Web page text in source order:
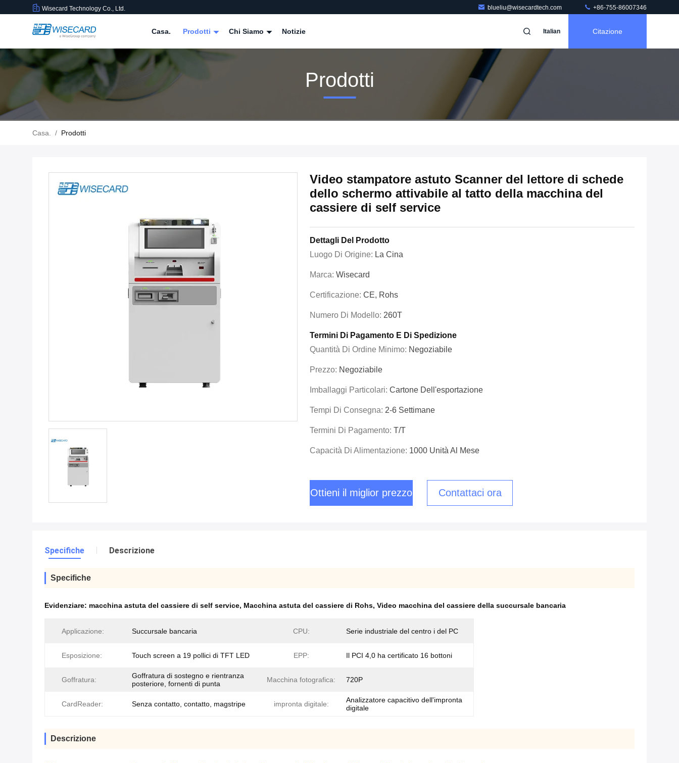
Wisecard Technology Co., Ltd. blueliu@wisecardtech.com +86-755-86007346
Casa. Prodotti Chi Siamo Notizie Italian Citazione
Prodotti
Casa. / Prodotti
Video stampatore astuto Scanner del lettore di schede
dello schermo attivabile al tatto della macchina del
cassiere di self service
Dettagli Del Prodotto
Luogo Di Origine: La Cina
Marca: Wisecard
Certificazione: CE, Rohs
Numero Di Modello: 260T
Termini Di Pagamento E Di Spedizione
Quantità Di Ordine Minimo: Negoziabile
Prezzo: Negoziabile
Imballaggi Particolari: Cartone Dell'esportazione
Tempi Di Consegna: 2-6 Settimane
Termini Di Pagamento: T/T
Capacità Di Alimentazione: 1000 Unità Al Mese
Ottieni il miglior prezzo Contattaci ora
Specifiche Descrizione
Specifiche
Evidenziare: macchina astuta del cassiere di self service, Macchina astuta del cassiere di Rohs, Video macchina del cassiere della succursale bancaria
Applicazione: Succursale bancaria CPU: Serie industriale del centro i del PC
Esposizione: Touch screen a 19 pollici di TFT LED EPP: Il PCI 4,0 ha certificato 16 bottoni
Goffratura:
Goffratura di sostegno e rientranza
posteriore, fornenti di punta
Macchina fotografica: 720P
CardReader: Senza contatto, contatto, magstripe impronta digitale:
Analizzatore capacitivo dell'impronta
digitale
Descrizione